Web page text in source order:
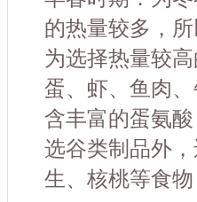
的热量较多，
为选择热量较
蛋、虾、鱼肉
含丰富的蛋氨
选谷类制品外
生、核桃等食